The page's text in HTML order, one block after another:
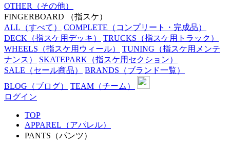
OTHER （その他）
FINGERBOARD
（指スケ）
ALL （すべて） COMPLETE （コンプリート・完成品）
DECK （指スケ用デッキ） TRUCKS （指スケ用トラック）
WHEELS （指スケ用ウィール） TUNING （指スケ用メンテ
ナンス）
SKATEPARK （指スケ用セクション）
SALE （セール商品） BRANDS （ブランド一覧）
BLOG （ブログ） TEAM （チーム）
ログイン
TOP
APPAREL（アパレル）
PANTS（パンツ）